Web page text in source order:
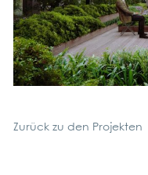
Zurück zu den Pro­jek­ten